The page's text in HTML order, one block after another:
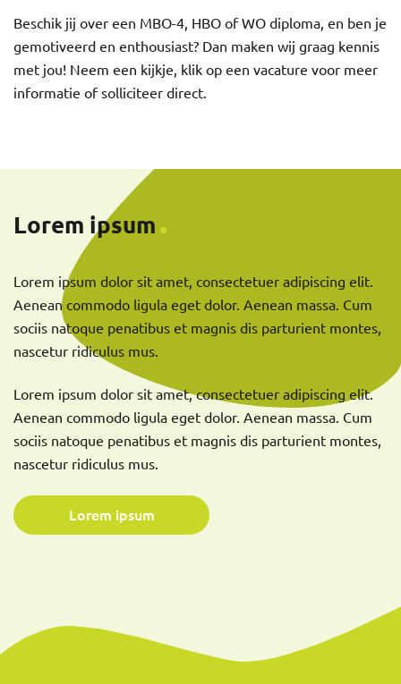
Beschik jij over een MBO-4, HBO of WO diploma, en ben je
gemotiveerd en enthousiast? Dan maken wij graag kennis
met jou! Neem een kijkje, klik op een vacature voor meer
informatie of solliciteer direct.
Lorem ipsum
Lorem ipsum dolor sit amet, consectetuer adipiscing elit.
Aenean commodo ligula eget dolor. Aenean massa. Cum
sociis natoque penatibus et magnis dis parturient montes,
nascetur ridiculus mus.
Lorem ipsum dolor sit amet, consectetuer adipiscing elit.
Aenean commodo ligula eget dolor. Aenean massa. Cum
sociis natoque penatibus et magnis dis parturient montes,
nascetur ridiculus mus.
Lorem ipsum